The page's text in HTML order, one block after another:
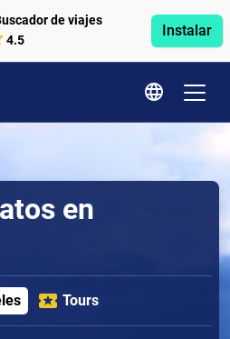
de viajes
4.5
Instalar
en
Tours